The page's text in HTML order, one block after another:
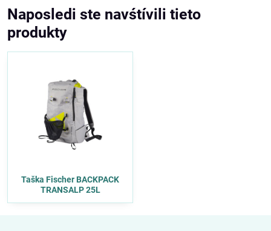
Naposledi ste navśtívili tieto
produkty
Taška Fischer BACKPACK
TRANSALP 25L